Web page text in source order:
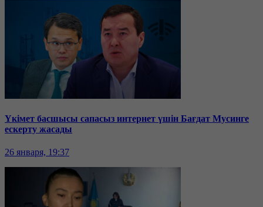
Үкімет басшысы сапасыз интернет үшін Бағдат Мусинге
ескерту жасады
26 января, 19:37